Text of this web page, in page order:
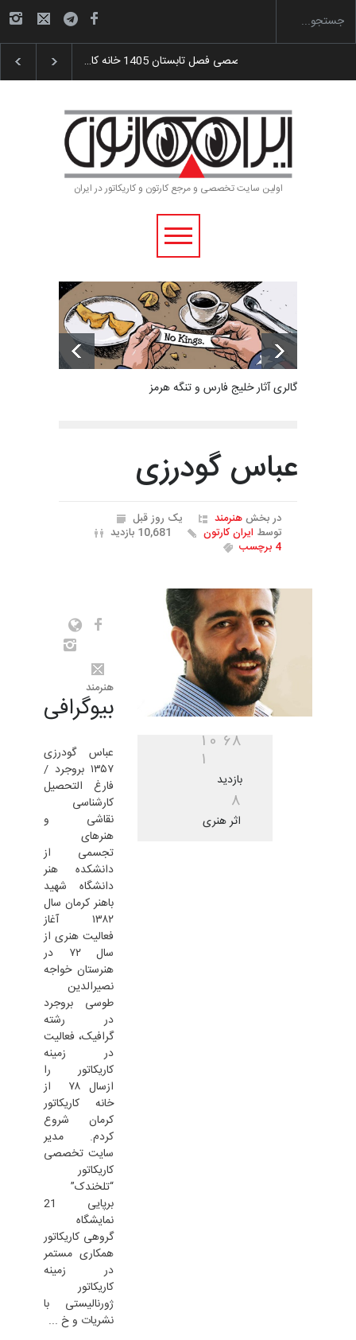
آغاز دوره‌های تخصصی فصل گزارش تصویری آیین اختتامیه و اهدای جوایز سوم…
اولین سایت تخصصی و مرجع کارتون و کاریکاتور در ایران
گالری آثار خلیج فارس و تنگه هرمز
عباس گودرزی
در بخشهنرمند
یک روز قبل
توسط ایران کارتون
10,681 بازدید
4 برچسب
1 0 68
1
بازدید
8
اثر هنری
هنرمند
بیوگرافی
عباس گودرزی
۱۳۵۷ بروجرد /
فارغ التحصیل
کارشناسی
نقاشی و
هنرهای
تجسمی از
دانشکده هنر
دانشگاه شهید
باهنر کرمان سال
۱۳۸۲ آغاز
فعالیت هنری از
سال ۷۲ در
هنرستان خواجه
نصیرالدین
طوسی بروجرد
در رشته
گرافیک، فعالیت
در زمینه
کاریکاتور را
ازسال ۷۸ از
خانه کاریکاتور
کرمان شروع
کردم. مدیر
سایت تخصصی
کاریکاتور
“تلخندک”
برپایی 21
نمایشگاه
گروهی کاریکاتور
همکاری مستمر
در زمینه
کاریکاتور
ژورنالیستی با
نشریات و خ ...